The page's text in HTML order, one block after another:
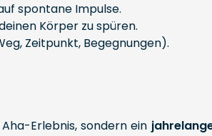
spontane Impulse.
Körper zu spüren.
Zeitpunkt, Begegnungen).
Erlebnis, sondern ein